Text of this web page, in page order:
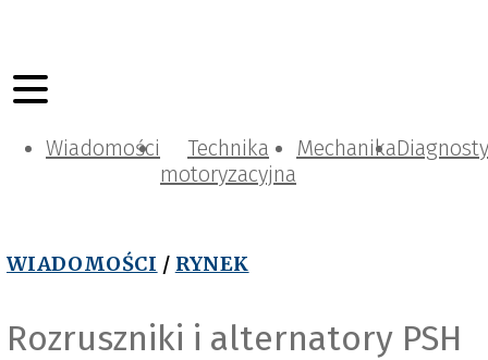
Wiadomości
Technika
motoryzacyjna
Mechanika
WIADOMOŚCI / RYNEK
Rozruszniki i alternatory PSH